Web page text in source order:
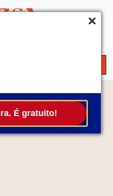
É gratuito!